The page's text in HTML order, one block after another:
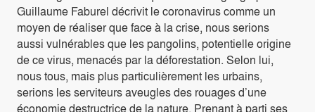
Guillaume Faburel décrivit le coronavirus comme un
moyen de réaliser que face à la crise, nous serions
aussi vulnérables que les pangolins, potentielle origine
de ce virus, menacés par la déforestation. Selon lui,
nous tous, mais plus particulièrement les urbains,
serions les serviteurs aveugles des rouages d’une
économie destructrice de la nature. Prenant à parti ses